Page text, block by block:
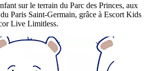
sur le terrain du Parc des Princes, aux
Paris Saint-Germain, grâce à Escort Kids
Live Limitless.